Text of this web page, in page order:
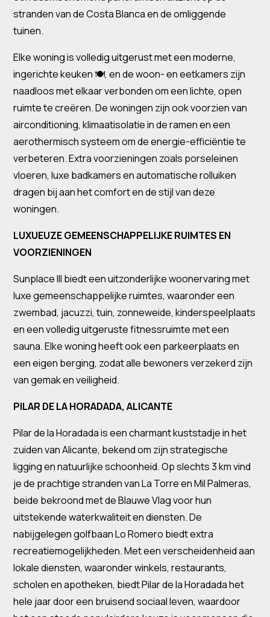
stranden van de Costa Blanca en de omliggende
tuinen.
Elke woning is volledig uitgerust met een moderne,
ingerichte keuken 🍽️, en de woon- en eetkamers zijn
naadloos met elkaar verbonden om een lichte, open
ruimte te creëren. De woningen zijn ook voorzien van
airconditioning, klimaatisolatie in de ramen en een
aerothermisch systeem om de energie-efficiëntie te
verbeteren. Extra voorzieningen zoals porseleinen
vloeren, luxe badkamers en automatische rolluiken
dragen bij aan het comfort en de stijl van deze
woningen.
LUXUEUZE GEMEENSCHAPPELIJKE RUIMTES EN
VOORZIENINGEN
Sunplace III biedt een uitzonderlijke woonervaring met
luxe gemeenschappelijke ruimtes, waaronder een
zwembad, jacuzzi, tuin, zonneweide, kinderspeelplaats
en een volledig uitgeruste fitnessruimte met een
sauna. Elke woning heeft ook een parkeerplaats en
een eigen berging, zodat alle bewoners verzekerd zijn
van gemak en veiligheid.
PILAR DE LA HORADADA, ALICANTE
Pilar de la Horadada is een charmant kuststadje in het
zuiden van Alicante, bekend om zijn strategische
ligging en natuurlijke schoonheid. Op slechts 3 km vind
je de prachtige stranden van La Torre en Mil Palmeras,
beide bekroond met de Blauwe Vlag voor hun
uitstekende waterkwaliteit en diensten. De
nabijgelegen golfbaan Lo Romero biedt extra
recreatiemogelijkheden. Met een verscheidenheid aan
lokale diensten, waaronder winkels, restaurants,
scholen en apotheken, biedt Pilar de la Horadada het
hele jaar door een bruisend sociaal leven, waardoor